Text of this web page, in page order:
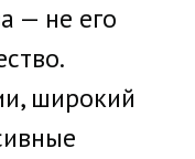
— не его
широкий